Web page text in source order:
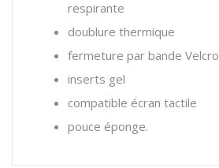
respirante
doublure thermique
fermeture par bande Velcro
inserts gel
compatible écran tactile
pouce éponge.